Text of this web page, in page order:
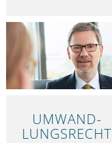
ARBEITS­RECHT
UMWAND­
LUNGS­RECHT